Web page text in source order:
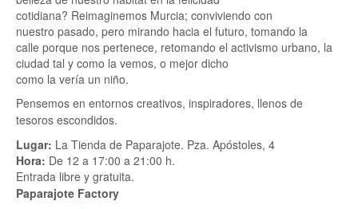
cotidiana? Reimaginemos Murcia; conviviendo con
nuestro pasado, pero mirando hacia el futuro, tomando la
calle porque nos pertenece, retomando el activismo urbano, la
ciudad tal y como la vemos, o mejor dicho
como la vería un niño.
Pensemos en entornos creativos, inspiradores, llenos de
tesoros escondidos.
Lugar: La Tienda de Paparajote. Pza. Apóstoles, 4
Hora: De 12 a 17:00 a 21:00 h.
Entrada libre y gratuita.
Paparajote Factory